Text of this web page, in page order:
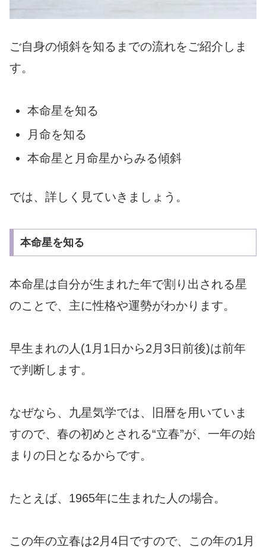
ご自身の傾斜を知るまでの流れをご紹介しま
す。
本命星を知る
月命を知る
本命星と月命星からみる傾斜
では、詳しく見ていきましょう。
本命星を知る
本命星は自分が生まれた年で割り出される星
のことで、主に性格や運勢がわかります。
早生まれの人(1月1日から2月3日前後)は前年
で判断します。
なぜなら、九星気学では、旧暦を用いていま
すので、春の初めとされる“立春”が、一年の始
まりの日となるからです。
たとえば、1965年に生まれた人の場合。
この年の立春は2月4日ですので、この年の1月